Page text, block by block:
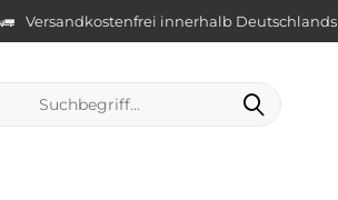
Versandkostenfrei innerhalb Deutschlands